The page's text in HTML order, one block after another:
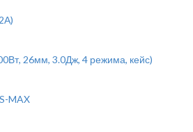
26мм, 3.0Дж, 4 режима, кейс)
MAX